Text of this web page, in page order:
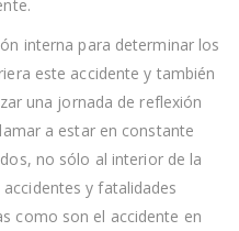
interna para determinar los
este accidente y también
una jornada de reflexión
a estar en constante
no sólo al interior de la
y fatalidades
como son el accidente en